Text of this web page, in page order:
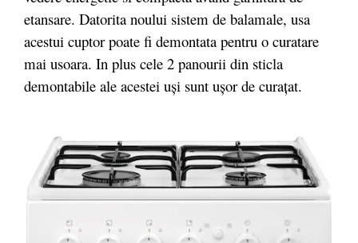
etansare. Datorita noului sistem de balamale, usa
acestui cuptor poate fi demontata pentru o curatare
mai usoara. In plus cele 2 panourii din sticla
demontabile ale acestei uşi sunt uşor de curaţat.